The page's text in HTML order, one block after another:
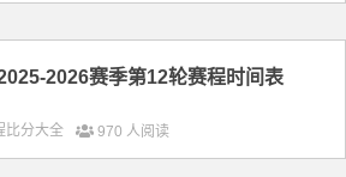
2026赛季第12轮赛程时间表
比分大全 970 人阅读